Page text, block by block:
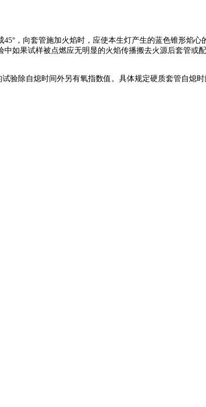
，向套管施加火焰时，应使本生灯产生的蓝色锥形焰心
如果试样被点燃应无明显的火焰传播搬去火源后套管或
除自熄时间外另有氧指数值。具体规定硬质套管自熄时